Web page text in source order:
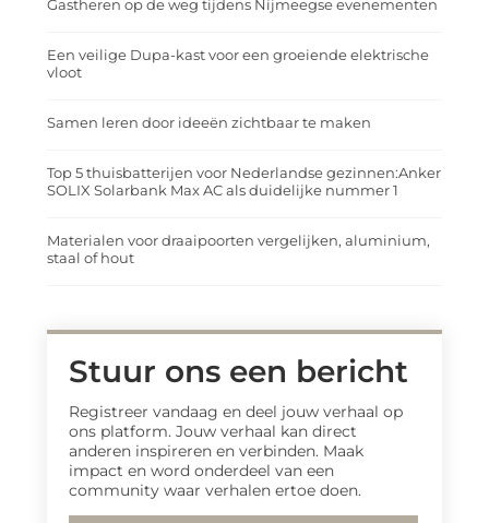
Gastheren op de weg tijdens Nijmeegse evenementen
Een veilige Dupa-kast voor een groeiende elektrische
vloot
Samen leren door ideeën zichtbaar te maken
Top 5 thuisbatterijen voor Nederlandse gezinnen:Anker
SOLIX Solarbank Max AC als duidelijke nummer 1
Materialen voor draaipoorten vergelijken, aluminium,
staal of hout
Stuur ons een bericht
Registreer vandaag en deel jouw verhaal op
ons platform. Jouw verhaal kan direct
anderen inspireren en verbinden. Maak
impact en word onderdeel van een
community waar verhalen ertoe doen.